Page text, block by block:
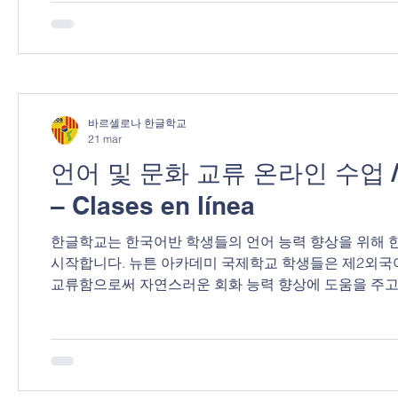
언어 및 문화 교류 온라인 수
– Clases en línea
한글학교는 한국어반 학생들의 언어 능력 향상을 위해
시작합니다. 뉴튼 아카데미 국제학교 학생들은 제2외
교류함으로써 자연스러운 회화 능력 향상에 도움을 주
colegio coreano de Barcelona inicia un programa de
바르셀로나 한글학교
21 mar